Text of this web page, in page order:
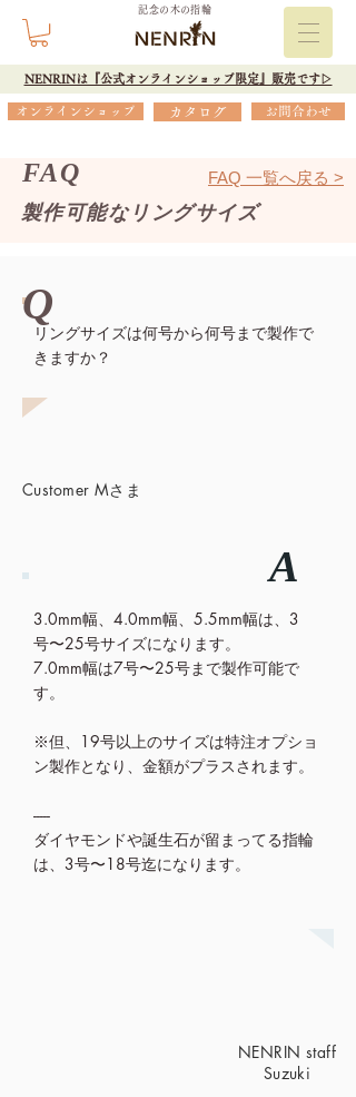
記念の木の指輪
NENRINは『公式オンラインショップ限定』販売です▷
オンラインショップ カタログ お問合わせ
FAQ FAQ 一覧へ戻る >
製作可能なリングサイズ
リングサイズは何号から何号まで製作で
きますか？
Q
Customer Mさま
3.0mm幅、4.0mm幅、5.5mm幅は、3
号〜25号サイズになります。
7.0mm幅は7号〜25号まで製作可能で
す。
※但、19号以上のサイズは特注オプショ
ン製作となり、金額がプラスされます。
-----
ダイヤモンドや誕生石が留まってる指輪
は、3号〜18号迄になります。
A
NENRIN staff
Suzuki